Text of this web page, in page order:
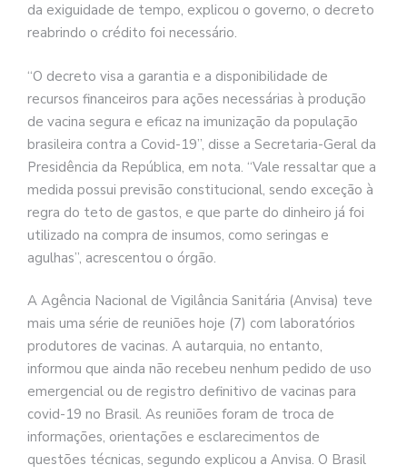
da exiguidade de tempo, explicou o governo, o decreto
reabrindo o crédito foi necessário.
“O decreto visa a garantia e a disponibilidade de
recursos financeiros para ações necessárias à produção
de vacina segura e eficaz na imunização da população
brasileira contra a Covid-19”, disse a Secretaria-Geral da
Presidência da República, em nota. “Vale ressaltar que a
medida possui previsão constitucional, sendo exceção à
regra do teto de gastos, e que parte do dinheiro já foi
utilizado na compra de insumos, como seringas e
agulhas”, acrescentou o órgão.
A Agência Nacional de Vigilância Sanitária (Anvisa) teve
mais uma série de reuniões hoje (7) com laboratórios
produtores de vacinas. A autarquia, no entanto,
informou que ainda não recebeu nenhum pedido de uso
emergencial ou de registro definitivo de vacinas para
covid-19 no Brasil. As reuniões foram de troca de
informações, orientações e esclarecimentos de
questões técnicas, segundo explicou a Anvisa. O Brasil